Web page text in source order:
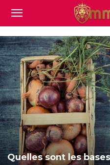
Mmodb.com
Quelles sont les